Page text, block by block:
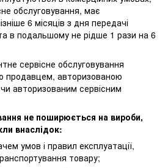
обслуговування, має
6 місяців з дня передачі
в подальшому не рідше 1 рази на 6
сервісне обслуговування
продавцем, авторизованою
авторизованим сервісним
не поширюється на вироби,
внаслідок:
умов і правил експлуатації,
товару;